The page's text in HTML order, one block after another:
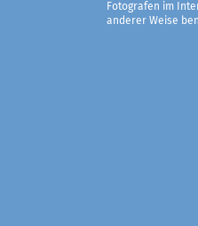
Fotografen im
anderer Weise